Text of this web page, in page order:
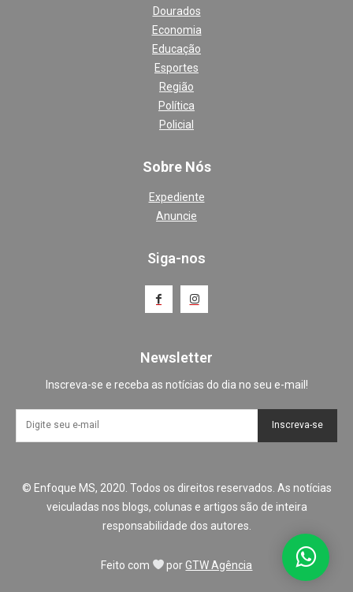
Dourados
Economia
Educação
Esportes
Região
Política
Policial
Sobre Nós
Expediente
Anuncie
Siga-nos
Newsletter
Inscreva-se e receba as notícias do dia no seu e-mail!
Inscreva-se
© Enfoque MS, 2020. Todos os direitos reservados. As notícias
veiculadas nos blogs, colunas e artigos são de inteira
responsabilidade dos autores.
Feito com porGTW Agência